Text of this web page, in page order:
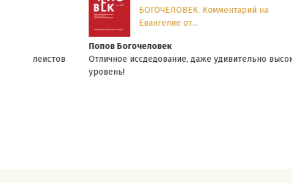
БОГОЧЕЛОВЕК. Комментарий на
Евангелие от...
Попов Богочеловек
Отличное иссдедование, даже удивительно высокий